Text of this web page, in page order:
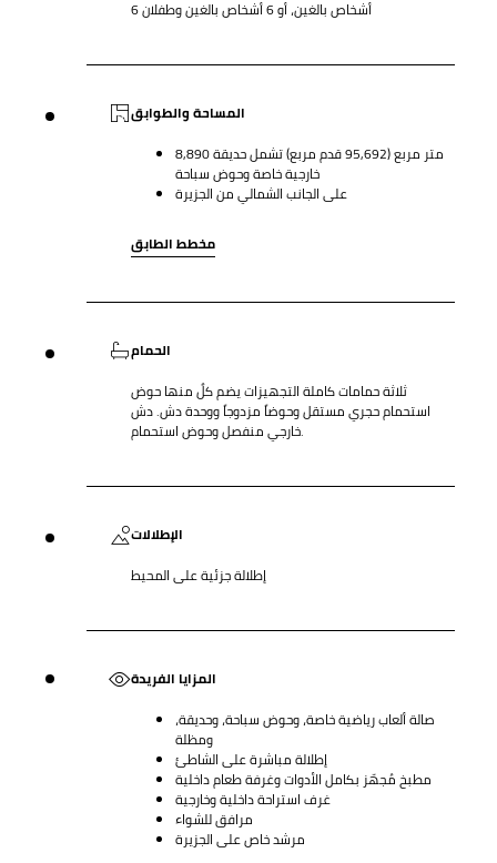
6 أشخاص بالغين، أو 6 أشخاص بالغين وطفلان
المساحة والطوابق
8,890 متر مربع (95,692 قدم مربع) تشمل حديقة
خارجية خاصة وحوض سباحة
على الجانب الشمالي من الجزيرة
مخطط الطابق
الحمام
ثلاثة حمامات كاملة التجهيزات يضم كلٌ منها حوض
استحمام حجري مستقل وحوضاً مزدوجاً ووحدة دش. دش
خارجي منفصل وحوض استحمام.
الإطلالات
إطلالة جزئية على المحيط
المزايا الفريدة
صالة ألعاب رياضية خاصة، وحوض سباحة، وحديقة،
ومظلة
إطلالة مباشرة على الشاطئ
مطبخ مُجهّز بكامل الأدوات وغرفة طعام داخلية
غرف استراحة داخلية وخارجية
مرافق للشواء
مرشد خاص على الجزيرة